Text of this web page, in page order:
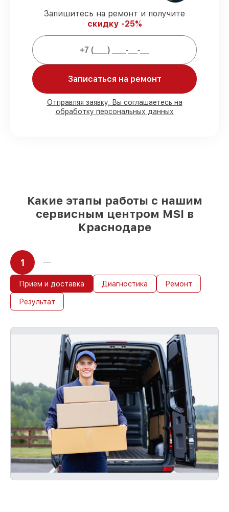
Сервис с гарантией– все работы по
восстановлению проводятся с
официальной гарантией.
Мы гарантируем:
80%работ под контролем клиента
90%комплектующих для материнских
плат имеются в наличии или доступны
Запишитесь на ремонт и получите
скидку -25%
Записаться на ремонт
Отправляя заявку, Вы соглашаетесь на
обработку персональных данных
Какие этапы работы с нашим
сервисным центром MSI в
Краснодаре
1
Прием и доставка Диагностика Ремонт
Результат